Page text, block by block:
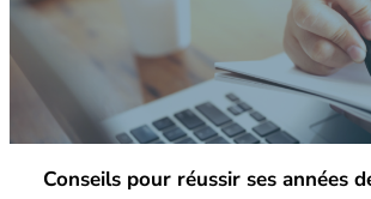
Conseils pour réussir ses années